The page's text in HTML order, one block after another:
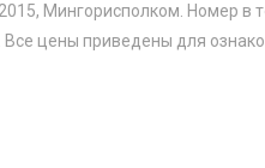
Мингорисполком. Номер в
Все цены приведены для